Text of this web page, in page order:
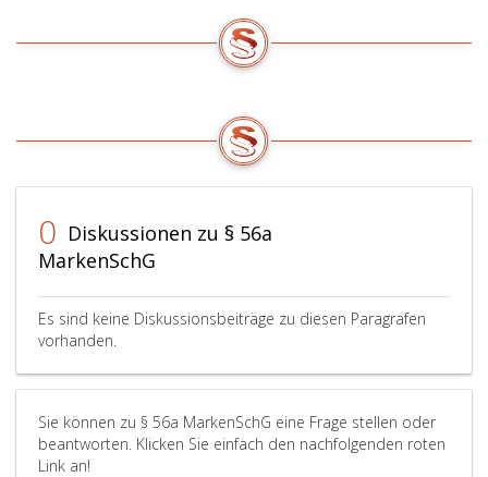
0 Diskussionen zu § 56a
MarkenSchG
Es sind keine Diskussionsbeiträge zu diesen Paragrafen
vorhanden.
Sie können zu § 56a MarkenSchG eine Frage stellen oder
beantworten. Klicken Sie einfach den nachfolgenden roten
Link an!